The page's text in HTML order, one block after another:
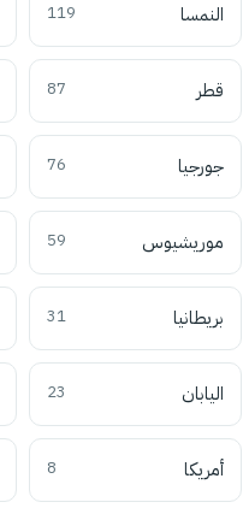
النمسا 119
قطر 87
جورجيا 76
موريشيوس 59
بريطانيا 31
اليابان 23
أمريكا 8